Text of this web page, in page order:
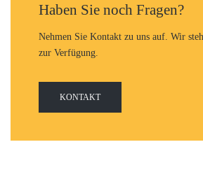
Haben Sie noch Fragen?
Nehmen Sie Kontakt zu uns auf. Wir
zur Verfügung.
KONTAKT